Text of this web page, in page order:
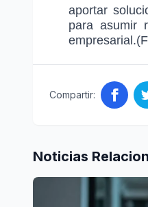
aportar
para asumir
Compartir:
Noticias